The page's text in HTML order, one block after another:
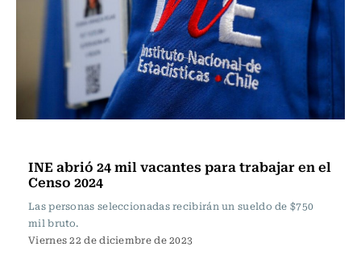
INE abrió 24 mil vacantes para trabajar en el
Censo 2024
Las personas seleccionadas recibirán un sueldo de $750
mil bruto.
Viernes 22 de diciembre de 2023